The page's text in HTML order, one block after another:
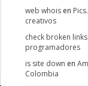
web whois en
creativos
check broken links
programadores
is site down en
Colombia